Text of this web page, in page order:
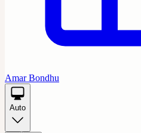
Amar Bondhu
Auto